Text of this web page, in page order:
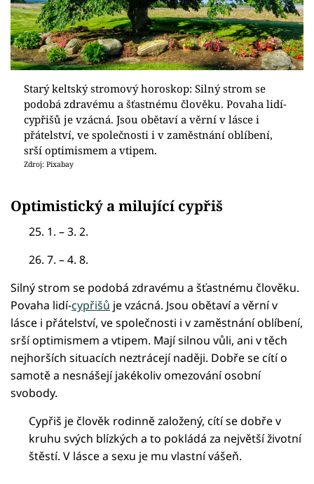
Starý keltský stromový horoskop: Silný strom se
podobá zdravému a šťastnému člověku. Povaha lidí-
cypřišů je vzácná. Jsou obětaví a věrní v lásce i
přátelství, ve společnosti i v zaměstnání oblíbení,
srší optimismem a vtipem.
Zdroj: Pixabay
Optimistický a milující cypřiš
25. 1. – 3. 2.
26. 7. – 4. 8.
Silný strom se podobá zdravému a šťastnému člověku.
Povaha lidí-cypřišů je vzácná. Jsou obětaví a věrní v
lásce i přátelství, ve společnosti i v zaměstnání oblíbení,
srší optimismem a vtipem. Mají silnou vůli, ani v těch
nejhorších situacích neztrácejí naději. Dobře se cítí o
samotě a nesnášejí jakékoliv omezování osobní
svobody.
Cypřiš je člověk rodinně založený, cítí se dobře v
kruhu svých blízkých a to pokládá za největší životní
štěstí. V lásce a sexu je mu vlastní vášeň.